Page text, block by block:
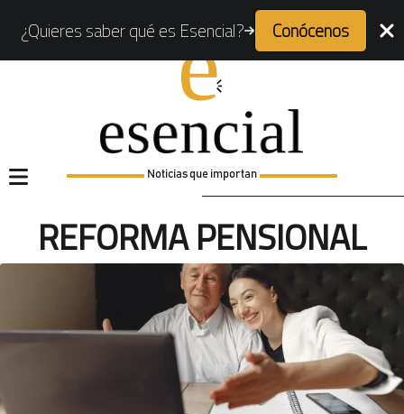
¿Quieres saber qué es Esencial? Conócenos
Noticias que importan
REFORMA PENSIONAL